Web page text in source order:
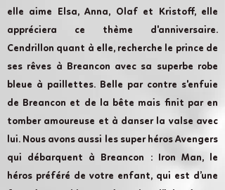
elle aime Elsa, Anna, Olaf et Kristoff, elle
appréciera ce thème d'anniversaire.
Cendrillon quant à elle, recherche le prince de
ses rêves à Breancon avec sa superbe robe
bleue à paillettes. Belle par contre s'enfuie
de Breancon et de la bête mais finit par en
tomber amoureuse et à danser la valse avec
lui. Nous avons aussi les super héros Avengers
qui débarquent à Breancon : Iron Man, le
héros préféré de votre enfant, qui est d’une